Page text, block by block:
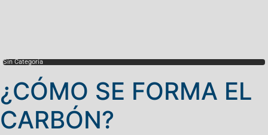
Sin Categoría
¿CÓMO SE FORMA EL
CARBÓN?